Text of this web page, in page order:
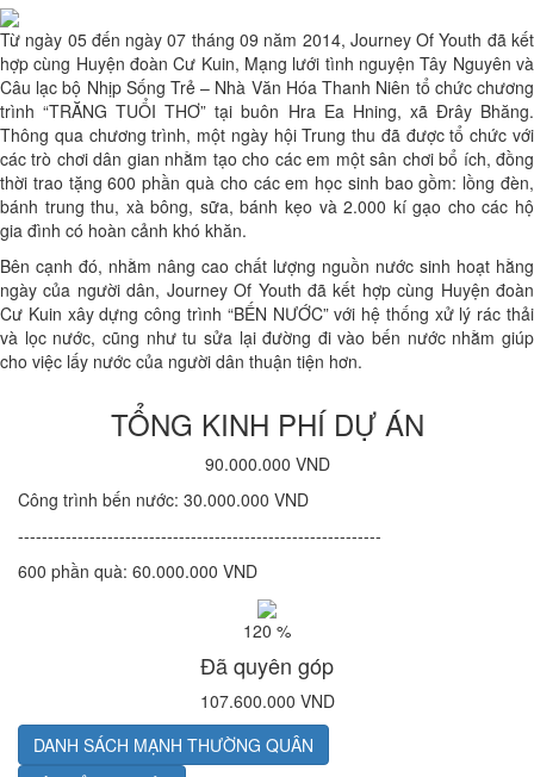
Từ ngày 05 đến ngày 07 tháng 09 năm 2014, Journey Of Youth đã kết
hợp cùng Huyện đoàn Cư Kuin, Mạng lưới tình nguyện Tây Nguyên và
Câu lạc bộ Nhịp Sống Trẻ – Nhà Văn Hóa Thanh Niên tổ chức chương
trình “TRĂNG TUỔI THƠ” tại buôn Hra Ea Hning, xã Đrây Bhăng.
Thông qua chương trình, một ngày hội Trung thu đã được tổ chức với
các trò chơi dân gian nhằm tạo cho các em một sân chơi bổ ích, đồng
thời trao tặng 600 phần quà cho các em học sinh bao gồm: lồng đèn,
bánh trung thu, xà bông, sữa, bánh kẹo và 2.000 kí gạo cho các hộ
gia đình có hoàn cảnh khó khăn.
Bên cạnh đó, nhằm nâng cao chất lượng nguồn nước sinh hoạt hằng
ngày của người dân, Journey Of Youth đã kết hợp cùng Huyện đoàn
Cư Kuin xây dựng công trình “BẾN NƯỚC” với hệ thống xử lý rác thải
và lọc nước, cũng như tu sửa lại đường đi vào bến nước nhằm giúp
cho việc lấy nước của người dân thuận tiện hơn.
TỔNG KINH PHÍ DỰ ÁN
90.000.000 VND
Công trình bến nước: 30.000.000 VND
-------------------------------------------------------------
600 phần quà: 60.000.000 VND
120 %
Đã quyên góp
107.600.000 VND
DANH SÁCH MẠNH THƯỜNG QUÂN